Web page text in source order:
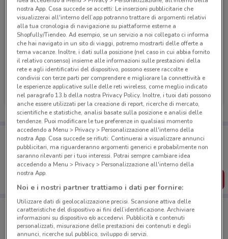
Fervi
Scade il 31/12 1.6 km
Fervi
Scade il 31/12 1.6 km
Porta DoveConviene sempre con te!
Puoi trovare le migliori offerte dei negozi vicino a te,
salvarle e creare la tua lista del risparmio, comodamente
dal tuo cellulare.
Negozi Fervi a Monte Porzio Catone
nostra App. Cosa succede se accetti: Le inserzioni pubblicitarie che
visualizzerai all'interno dell’app potranno trattare di argomenti relativi
alla tua cronologia di navigazione su piattaforme esterne a
Shopfully/Tiendeo. Ad esempio, se un servizio a noi collegato ci informa
che hai navigato in un sito di viaggi, potremo mostrarti delle offerte a
tema vacanze. Inoltre, i dati sulla posizione (nel caso in cui abbia fornito
il relativo consenso) insieme alle informazioni sulle prestazioni della
rete e agli identificativi del dispositivo, possono essere raccolte e
condivisi con terze parti per comprendere e migliorare la connettività e
le esperienze applicative sulle delle reti wireless, come meglio indicato
nel paragrafo 13.b della nostra Privacy Policy. Inoltre, i tuoi dati possono
anche essere utilizzati per la creazione di report, ricerche di mercato,
scientifiche e statistiche, analisi basate sulla posizione e analisi delle
tendenze. Puoi modificare le tue preferenze in qualsiasi momento
accedendo a Menu > Privacy > Personalizzazione all'interno della
nostra App. Cosa succede se rifiuti: Continuerai a visualizzare annunci
pubblicitari, ma riguarderanno argomenti generici e probabilmente non
saranno rilevanti per i tuoi interessi. Potrai sempre cambiare idea
accedendo a Menu > Privacy > Personalizzazione all'interno della
nostra App.
Noi e i nostri partner trattiamo i dati per fornire:
Utilizzare dati di geolocalizzazione precisi. Scansione attiva delle
caratteristiche del dispositivo ai fini dell’identificazione. Archiviare
informazioni su dispositivo e/o accedervi. Pubblicità e contenuti
personalizzati, misurazione delle prestazioni dei contenuti e degli
annunci, ricerche sul pubblico, sviluppo di servizi.